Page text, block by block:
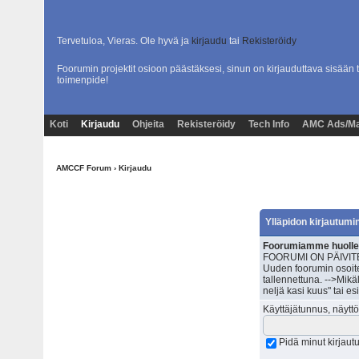
Tervetuloa, Vieras. Ole hyvä ja kirjaudu tai Rekisteröidy
Foorumin projektit osioon päästäksesi, sinun on kirjauduttava
toimenpide!
Koti Kirjaudu Ohjeita Rekisteröidy Tech Info AMC Ads/
AMCCF Forum › Kirjaudu
Ylläpidon
Foorumiamme
FOORUMI ON
Uuden foorumin
tallennettuna. --
neljä kasi kuus" tai
Käyttäjätunnus,
Pidä minut